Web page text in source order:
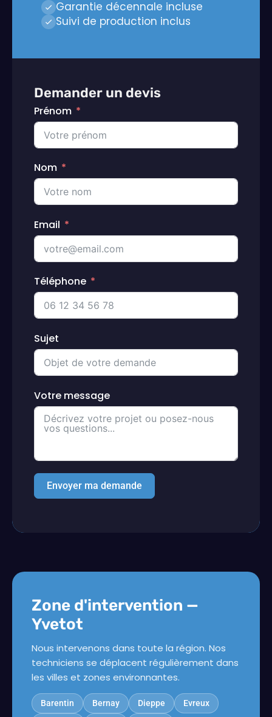
Garantie décennale incluse
Suivi de production inclus
Demander un devis
Prénom
Nom
Email
Téléphone
Sujet
Votre message
Envoyer ma demande
Zone d'intervention —
Yvetot
Nous intervenons dans toute la région. Nos
techniciens se déplacent régulièrement dans
les villes et zones environnantes.
Barentin Bernay Dieppe Evreux